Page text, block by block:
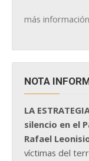
más
NOTA
LA
silencio en el
Rafael
víctimas del